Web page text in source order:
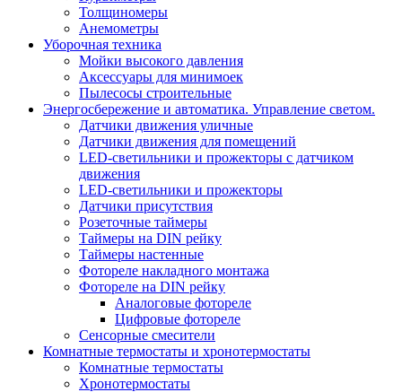
Толщиномеры
Анемометры
Уборочная техника
Мойки высокого давления
Аксессуары для минимоек
Пылесосы строительные
Энергосбережение и автоматика. Управление светом.
Датчики движения уличные
Датчики движения для помещений
LED-светильники и прожекторы с датчиком
движения
LED-светильники и прожекторы
Датчики присутствия
Розеточные таймеры
Таймеры на DIN рейку
Таймеры настенные
Фотореле накладного монтажа
Фотореле на DIN рейку
Аналоговые фотореле
Цифровые фотореле
Сенсорные смесители
Комнатные термостаты и хронотермостаты
Комнатные термостаты
Хронотермостаты